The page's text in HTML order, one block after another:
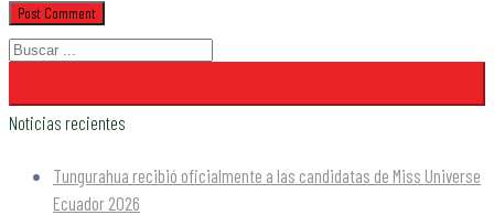
Noticias recientes
Tungurahua recibió oficialmente a las candidatas de Miss Universe
Ecuador 2026